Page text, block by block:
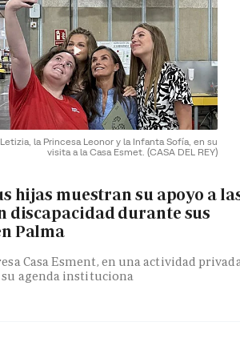
la Princesa Leonor y la Infanta Sofía, en su
visita a la Casa Esmet. (CASA DEL REY)
hijas muestran su apoyo a
discapacidad durante sus
Palma
Casa Esment, en una actividad
su agenda instituciona